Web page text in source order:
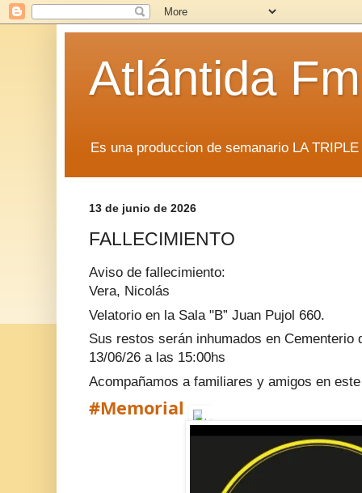
Atlántida
Es una produccion de semanario LA
13 de junio de 2026
FALLECIMIENTO
Aviso de fallecimiento:
Vera, Nicolás
Velatorio en la Sala "B” Juan Pujol 660.
Sus restos serán inhumados en Cementerio
13/06/26 a las 15:00hs
Acompañamos a familiares y amigos en
#Memorial